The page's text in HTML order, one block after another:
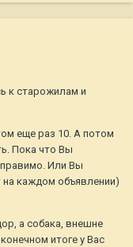
к старожилам и
еще раз 10. А потом
Пока что Вы
Или Вы
каждом объявлении)
а собака, внешне
итоге у Вас